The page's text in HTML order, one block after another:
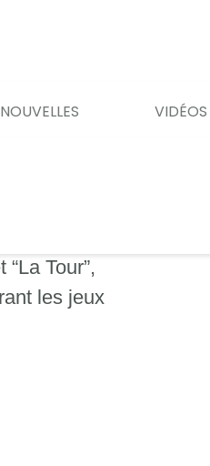
NOUVELLES VIDÉOS
Tour”,
les jeux